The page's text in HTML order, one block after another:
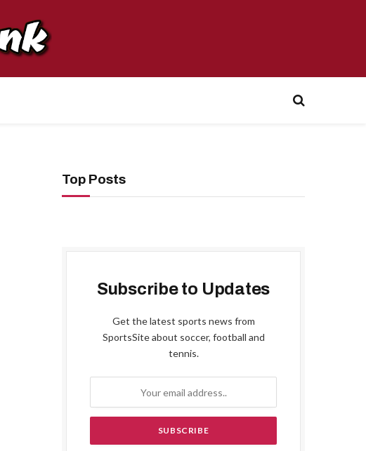
Top Posts
Subscribe to Updates
Get the latest sports news from
SportsSite about soccer, football and
tennis.